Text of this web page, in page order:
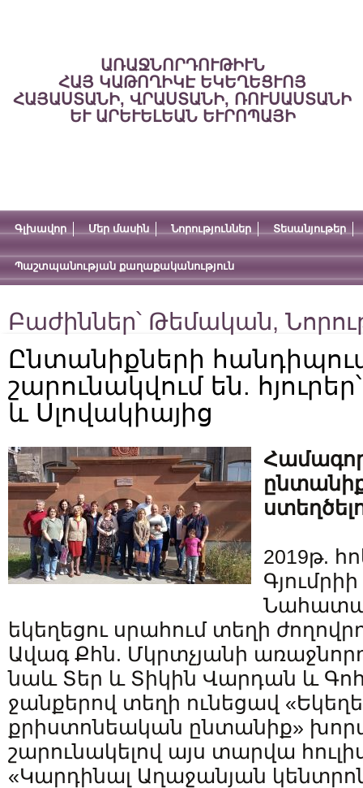
ԱՌԱՋՆՈՐԴՈՒԹԻՒՆ
ՀԱՅ ԿԱԹՈՂԻԿԷ ԵԿԵՂԵՑՒՈՅ
ՀԱՅԱՍՏԱՆԻ, ՎՐԱՍՏԱՆԻ, ՌՈՒՍԱՍՏԱՆԻ
ԵՒ ԱՐԵՒԵԼԵԱՆ ԵՒՐՈՊԱՅԻ
Գլխավոր Մեր մասին Նորություններ Տեսանյութեր
Պաշտպանության քաղաքականություն
Բաժիններ՝ Թեմական,
Ընտանիքների
շարունակվում են.
և Սլովակիայից
2019թ.
եկեղեցու սրահում տեղի
Ավագ Քհն. Մկրտչյանի
նաև Տեր և Տիկին Վարդան և
ջանքերով տեղի ունեցավ
քրիստոնեական ընտանիք»
շարունակելով այս տարվա
«Կարդինալ Աղաջանյան